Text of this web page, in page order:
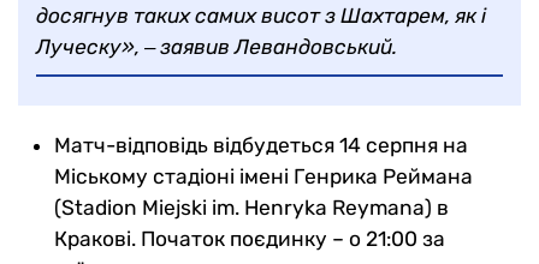
досягнув таких самих висот з Шахтарем, як і
Луческу», ‒ заявив Левандовський.
Матч-відповідь відбудеться 14 серпня на
Міському стадіоні імені Генрика Реймана
(Stadion Miejski im. Henryka Reymana) в
Кракові. Початок поєдинку – о 21:00 за